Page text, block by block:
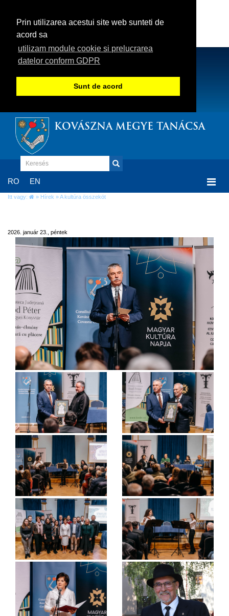
Prin utilizarea acestui site web sunteti de
acord sa
utilizam module cookie si prelucrarea
datelor conform GDPR
Sunt de acord
KOVÁSZNA MEGYE TANÁCSA
RO EN
Itt vagy: » Hírek » A kultúra összeköt
2026. január 23., péntek